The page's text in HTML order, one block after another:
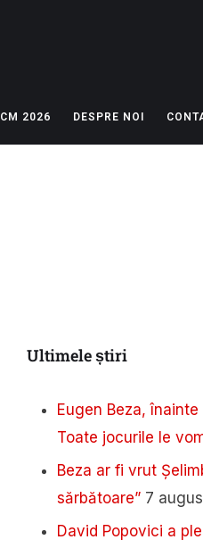
CM 2026 DESPRE NOI
Ultimele știri
Eugen Beza,
Toate jocurile le
Beza ar fi vrut
sărbătoare” 7
David Popovici a